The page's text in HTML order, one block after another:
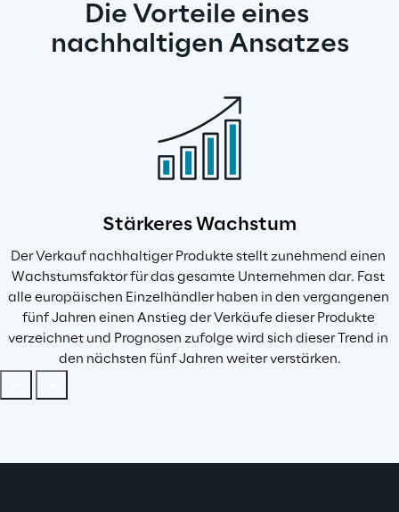
Die Vorteile eines
nachhaltigen Ansatzes
Stärkeres Wachstum
Der Verkauf nachhaltiger Produkte stellt zunehmend einen
Wachstumsfaktor für das gesamte Unternehmen dar. Fast
alle europäischen Einzelhändler haben in den vergangenen
fünf Jahren einen Anstieg der Verkäufe dieser Produkte
verzeichnet und Prognosen zufolge wird sich dieser Trend in
den nächsten fünf Jahren weiter verstärken.